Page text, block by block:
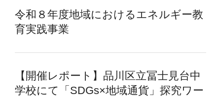
令和８年度地域におけるエネルギー教
育実践事業
【開催レポート】品川区立冨士見台中
学校にて「SDGs×地域通貨」探究ワー